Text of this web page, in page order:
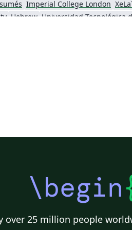
Imperial College London
Hebrew
\begin
over 25 million people